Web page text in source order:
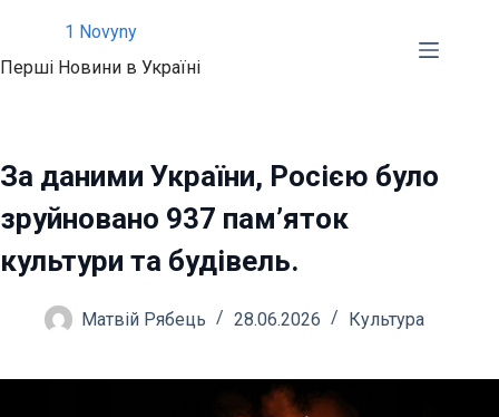
вмісту
1 Novyny
Перші Новини в Україні
За даними України, Росією було
зруйновано 937 пам’яток
культури та будівель.
Матвій Рябець 28.06.2026 Культура